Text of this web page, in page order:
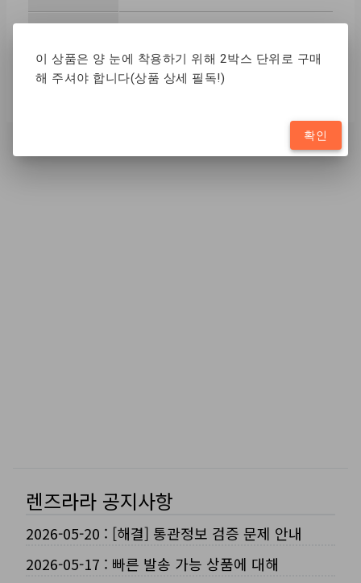
함수율 38%
렌즈라라 공지사항
2026-05-20 : [해결] 통관정보 검증 문제 안내
2026-05-17 : 빠른 발송 가능 상품에 대해
이 상품은 양 눈에 착용하기 위해 2박스 단위로 구매
해 주셔야 합니다(상품 상세 필독!)
확인